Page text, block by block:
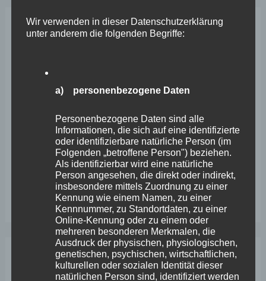
Neueste Beiträge
Wefelscheid lehnt Verfassungsänderung ab
VfL Kesselheim e.V. bittet Stadt um Unterstützung bei
Engstelle in Aachener Straße – Wefelscheid: „Rübenach
erstickt im Verkehr“
Wefelscheid besichtigt Fort Konstantin
Wefelscheid bei 3-jährigem Jubiläum von Particura
Wir verwenden in dieser Datenschutzerklärung
unter anderem die folgenden Begriffe:
a) personenbezogene Daten
Personenbezogene Daten sind alle
Informationen, die sich auf eine identifizierte
oder identifizierbare natürliche Person (im
Folgenden „betroffene Person") beziehen.
Als identifizierbar wird eine natürliche
Person angesehen, die direkt oder indirekt,
insbesondere mittels Zuordnung zu einer
Kennung wie einem Namen, zu einer
Kennnummer, zu Standortdaten, zu einer
Online-Kennung oder zu einem oder
mehreren besonderen Merkmalen, die
Ausdruck der physischen, physiologischen,
genetischen, psychischen, wirtschaftlichen,
kulturellen oder sozialen Identität dieser
natürlichen Person sind, identifiziert werden